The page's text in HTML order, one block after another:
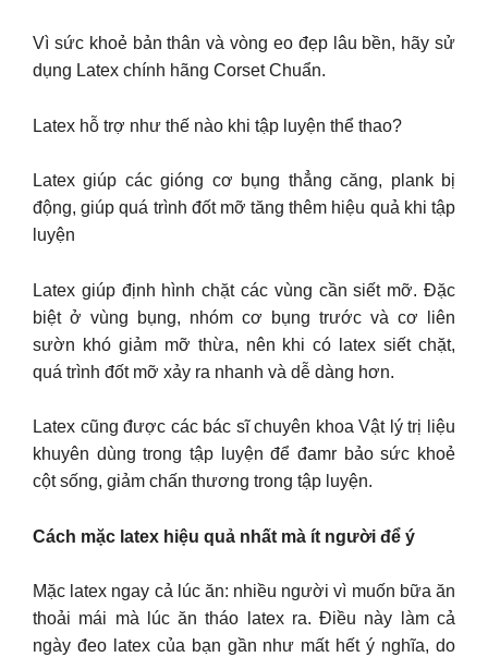
Vì sức khoẻ bản thân và vòng eo đẹp lâu bền, hãy sử
dụng Latex chính hãng Corset Chuẩn.
Latex hỗ trợ như thế nào khi tập luyện thể thao?
Latex giúp các gióng cơ bụng thẳng căng, plank bị
động, giúp quá trình đốt mỡ tăng thêm hiệu quả khi tập
luyện
Latex giúp định hình chặt các vùng cần siết mỡ. Đặc
biệt ở vùng bụng, nhóm cơ bụng trước và cơ liên
sườn khó giảm mỡ thừa, nên khi có latex siết chặt,
quá trình đốt mỡ xảy ra nhanh và dễ dàng hơn.
Latex cũng được các bác sĩ chuyên khoa Vật lý trị liệu
khuyên dùng trong tập luyện để đamr bảo sức khoẻ
cột sống, giảm chấn thương trong tập luyện.
Cách mặc latex hiệu quả nhất mà ít người để ý
Mặc latex ngay cả lúc ăn: nhiều người vì muốn bữa ăn
thoải mái mà lúc ăn tháo latex ra. Điều này làm cả
ngày đeo latex của bạn gần như mất hết ý nghĩa, do